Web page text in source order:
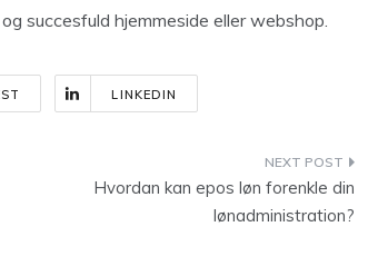
succesfuld hjemmeside eller webshop.
LINKEDIN
Hvordan kan epos løn forenkle din
lønadministration?